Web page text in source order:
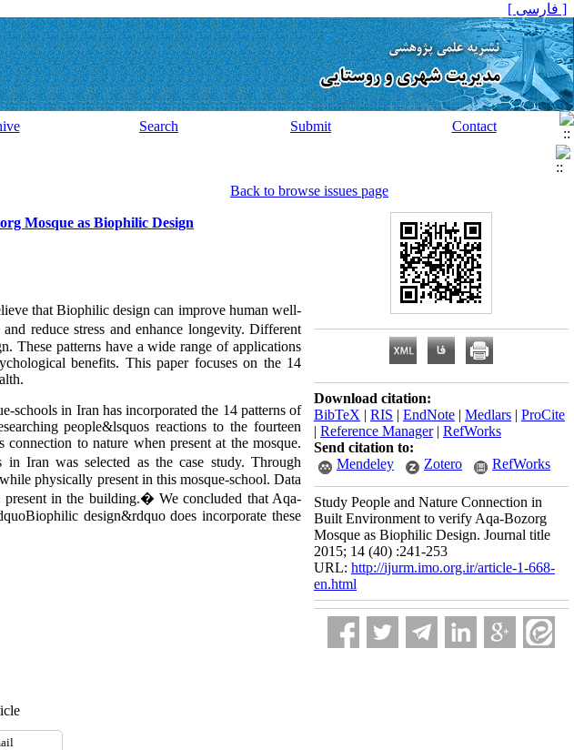
[ فارسی ]
Search Submit Contact
Back to browse issues page
Mosque as Biophilic Design
that Biophilic design can improve human well-
reduce stress and enhance longevity. Different
These patterns have a wide range of applications
benefits. This paper focuses on the 14
schools in Iran has incorporated the 14 patterns of
people&lsquos reactions to the fourteen
to nature when present at the mosque.
Iran was selected as the case study. Through
physically present in this mosque-school. Data
present in the building.� We concluded that Aqa-
design&rdquo does incorporate these
Download citation:
BibTeX | RIS | EndNote | Medlars | ProCite
| Reference Manager| RefWorks
Send citation to:
Mendeley
Zotero RefWorks
Study People and Nature Connection in
Built Environment to verify Aqa-Bozorg
Mosque as Biophilic Design. Journal title
2015; 14 (40) :241-253
URL: http://ijurm.imo.org.ir/article-1-668-
en.html